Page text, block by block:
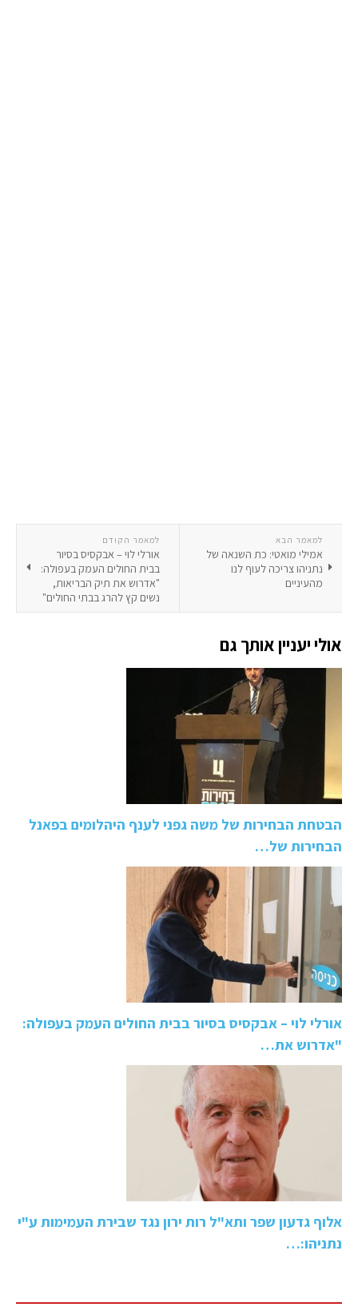
למאמר הקודם
אורלי לוי – אבקסיס בסיור
בבית החולים העמק בעפולה:
"אדרוש את תיק הבריאות,
נשים קץ להרג בבתי החולים"
למאמר הבא
אמילי מואטי: כת השנאה של
נתניהו צריכה לעוף לנו
מהעיניים
אולי יעניין אותך גם
הבטחת הבחירות של משה גפני לענף היהלומים בפאנל
הבחירות של…
אורלי לוי – אבקסיס בסיור בבית החולים העמק בעפולה:
"אדרוש את…
אלוף גדעון שפר ותא"ל רות ירון נגד שבירת העמימות ע"י
נתניהו:…